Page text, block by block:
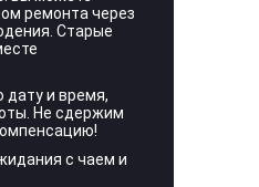
ремонта через
Старые
и время,
Не сдержим
с чаем и